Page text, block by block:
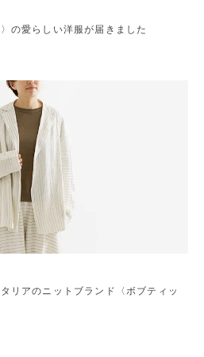
の愛らしい洋服が届きました
リアのニットブランド〈ボブティッ